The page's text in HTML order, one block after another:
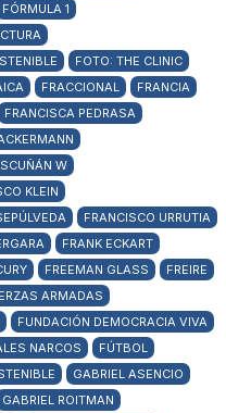
FÓRMULA 1
FOTO: THE CLINIC
FRACCIONAL
FRANCIA
FRANCISCA PEDRASA
W
KLEIN
FRANCISCO URRUTIA
FRANK ECKART
FREEMAN GLASS
FREIRE
ARMADAS
FUNDACIÓN DEMOCRACIA VIVA
NARCOS
FÚTBOL
GABRIEL ASENCIO
GABRIEL ROITMAN